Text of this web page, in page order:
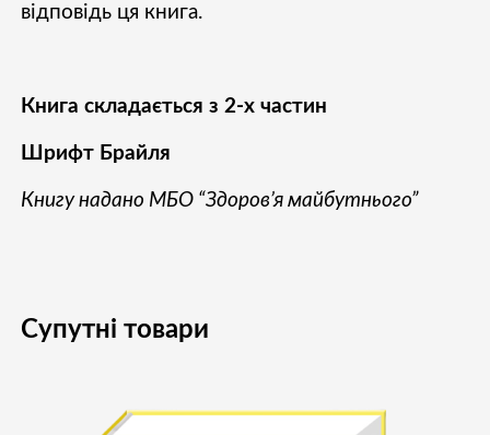
відповідь ця книга.
Книга складається з 2-х частин
Шрифт Брайля
Книгу надано МБО “Здоров’я майбутнього”
Супутні товари